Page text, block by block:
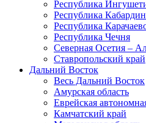
Республика
Республика
Республика
Республика Чечня
Северная Осетия –
Ставропольский край
Дальний Восток
Весь Дальний Восток
Амурская область
Еврейская
Камчатский край